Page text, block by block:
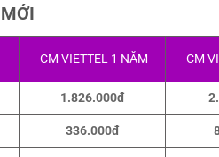
CM VIETTEL 1 NĂM CM
1.826.000đ
336.000đ